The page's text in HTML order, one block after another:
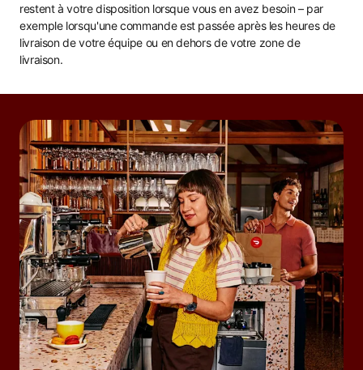
restent à votre disposition lorsque vous en avez besoin – par
exemple lorsqu'une commande est passée après les heures de
livraison de votre équipe ou en dehors de votre zone de
livraison.